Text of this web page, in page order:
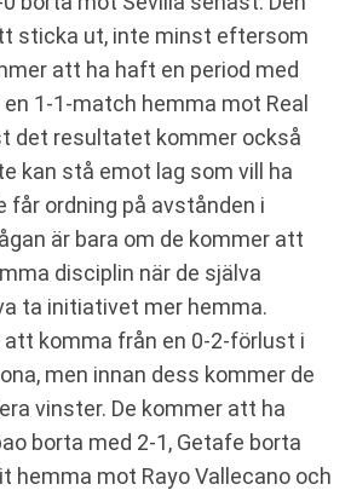
sticka ut, inte minst eftersom
att ha haft en period med
1-1-match hemma mot Real
det resultatet kommer också
kan stå emot lag som vill ha
får ordning på avstånden i
är bara om de kommer att
disciplin när de själva
ta initiativet mer hemma.
att komma från en 0-2-förlust i
men innan dess kommer de
vinster. De kommer att ha
borta med 2-1, Getafe borta
hemma mot Rayo Vallecano och